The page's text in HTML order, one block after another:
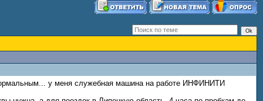
у меня служебная машина на работе ИНФИНИТИ